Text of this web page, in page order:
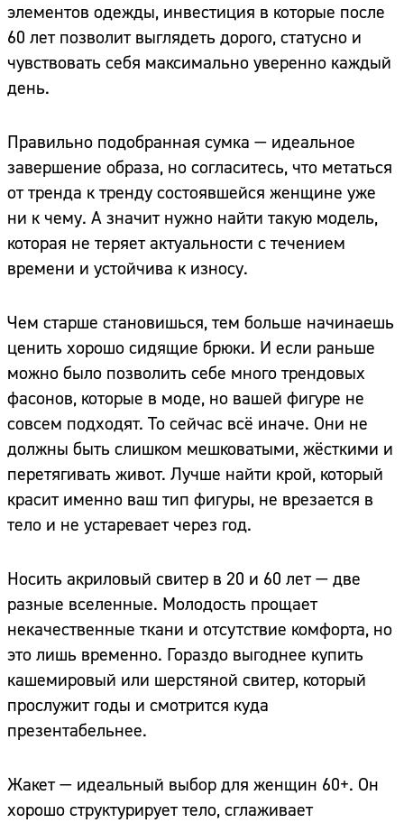
элементов одежды, инвестиция в которые после
60 лет позволит выглядеть дорого, статусно и
чувствовать себя максимально уверенно каждый
день.
Правильно подобранная сумка — идеальное
завершение образа, но согласитесь, что метаться
от тренда к тренду состоявшейся женщине уже
ни к чему. А значит нужно найти такую модель,
которая не теряет актуальности с течением
времени и устойчива к износу.
Чем старше становишься, тем больше начинаешь
ценить хорошо сидящие брюки. И если раньше
можно было позволить себе много трендовых
фасонов, которые в моде, но вашей фигуре не
совсем подходят. То сейчас всё иначе. Они не
должны быть слишком мешковатыми, жёсткими и
перетягивать живот. Лучше найти крой, который
красит именно ваш тип фигуры, не врезается в
тело и не устаревает через год.
Носить акриловый свитер в 20 и 60 лет — две
разные вселенные. Молодость прощает
некачественные ткани и отсутствие комфорта, но
это лишь временно. Гораздо выгоднее купить
кашемировый или шерстяной свитер, который
прослужит годы и смотрится куда
презентабельнее.
Жакет — идеальный выбор для женщин 60+. Он
хорошо структурирует тело, сглаживает